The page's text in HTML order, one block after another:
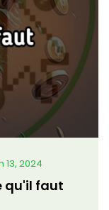
13, 2024
qu'il faut